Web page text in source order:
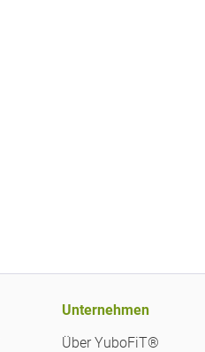
Unternehmen
Über YuboFiT®